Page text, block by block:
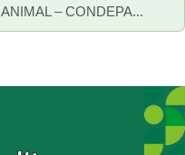
ANIMAL – CONDEPA...